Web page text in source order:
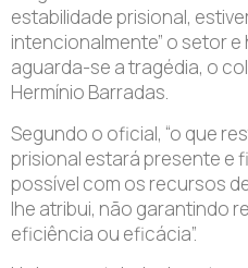
estabilidade prisional,
intencionalmente” o setor
aguarda-se a tragédia, o
Hermínio Barradas.
Segundo o oficial, “o que
prisional estará presente e
possível com os recursos
lhe atribui, não garantindo
eficiência ou eficácia”.